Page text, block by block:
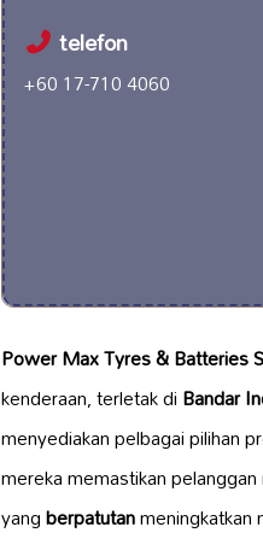
telefon
+60 17-710 4060
Power Max Tyres & Batteries
kenderaan, terletak diBandar
menyediakan pelbagai pilihan
mereka memastikan
yangberpatutanmeningkatkan